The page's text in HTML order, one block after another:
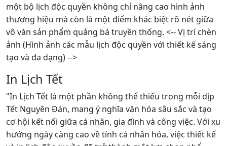
một bộ lịch độc quyền không chỉ nâng cao hình ảnh
thương hiệu mà còn là một điểm khác biệt rõ nét giữa
vô vàn sản phẩm quảng bá truyền thống. <-- Vị trí chèn
ảnh (Hình ảnh các mẫu lịch độc quyền với thiết kế sáng
tạo và đa dạng) -->
In Lịch Tết
"In Lịch Tết là một phần không thể thiếu trong mỗi dịp
Tết Nguyên Đán, mang ý nghĩa văn hóa sâu sắc và tạo
cơ hội kết nối giữa cá nhân, gia đình và công việc. Với xu
hướng ngày càng cao về tính cá nhân hóa, việc thiết kế